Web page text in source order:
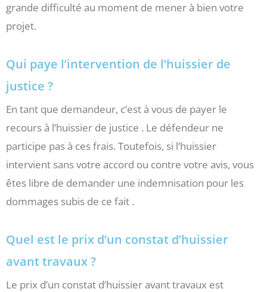
grande difficulté au moment de mener à bien votre
projet.
Qui paye l’intervention de l’huissier de
justice ?
En tant que demandeur, c’est à vous de payer le
recours à l’huissier de justice . Le défendeur ne
participe pas à ces frais. Toutefois, si l’huissier
intervient sans votre accord ou contre votre avis, vous
êtes libre de demander une indemnisation pour les
dommages subis de ce fait .
Quel est le prix d’un constat d’huissier
avant travaux ?
Le prix d’un constat d’huissier avant travaux est